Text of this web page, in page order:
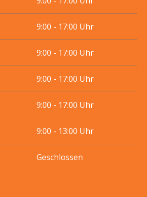
9:00 - 17:00 Uhr
9:00 - 17:00 Uhr
9:00 - 17:00 Uhr
9:00 - 17:00 Uhr
9:00 - 13:00 Uhr
Geschlossen